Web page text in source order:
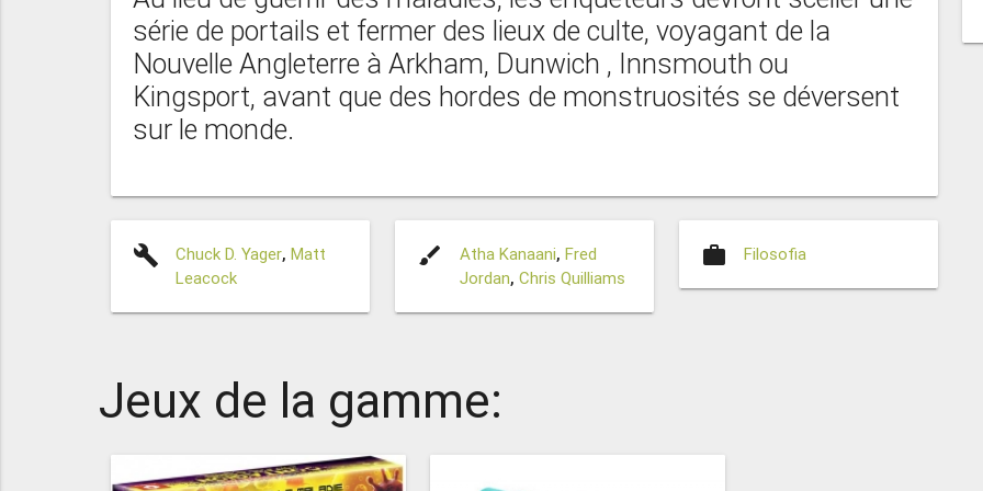
série de portails et fermer des lieux de culte, voyagant de la
Nouvelle Angleterre à Arkham, Dunwich , Innsmouth ou
Kingsport, avant que des hordes de monstruosités se déversent
sur le monde.
build Chuck D. Yager, Matt
Leacock
brush Atha Kanaani, Fred
Jordan, Chris Quilliams
work Filosofia
Jeux de la gamme: